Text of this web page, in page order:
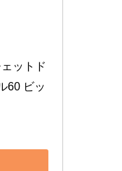
ットド
60 ビッ